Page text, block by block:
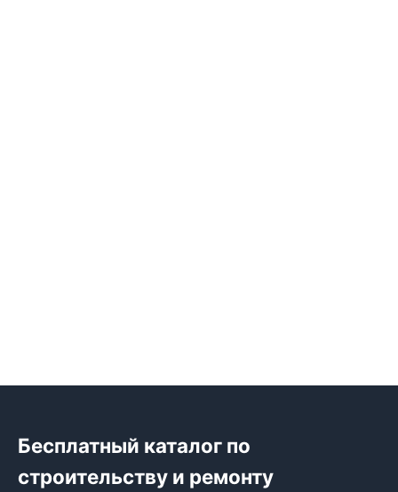
Бесплатный каталог по
строительству и ремонту